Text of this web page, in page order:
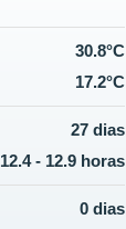
30.8°C
17.2°C
27 dias
12.4 - 12.9 horas
0 dias